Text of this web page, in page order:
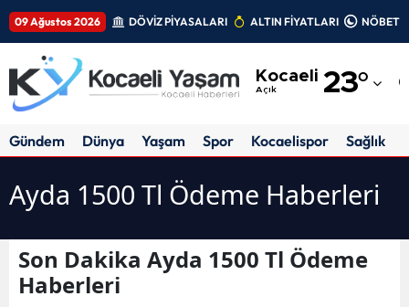
09 Ağustos 2026 DÖVİZ PİYASALARI ALTIN FİYATLARI
Kocaeli
Açık 23°
Adıyaman
Amasya
Ankara
Gündem Dünya Yaşam Spor Kocaelispor Sağlık
Ayda 1500 Tl Ödeme Haberleri
Son Dakika Ayda 1500 Tl Ödeme
Haberleri